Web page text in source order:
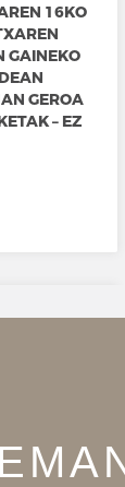
16KO
GAINEKO
GEROA
– EZ